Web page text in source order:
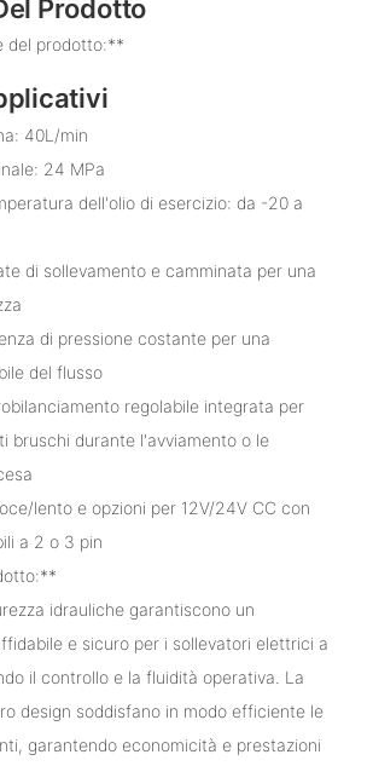
Prodotto
del prodotto:**
40L/min
24 MPa
dell'olio di esercizio: da -20 a
di sollevamento e camminata per una
di pressione costante per una
del flusso
regolabile integrata per
bruschi durante l'avviamento o le
lento e opzioni per 12V/24V CC con
a 2 o 3 pin
idrauliche garantiscono un
e sicuro per i sollevatori elettrici a
il controllo e la fluidità operativa. La
design soddisfano in modo efficiente le
garantendo economicità e prestazioni